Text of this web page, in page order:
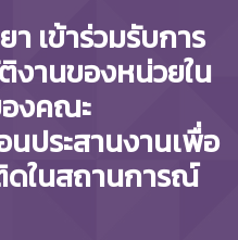
เข้าร่วมรับการ
งานของหน่วยใน
งคณะ
ประสานงานเพื่อ
ในสถานการณ์